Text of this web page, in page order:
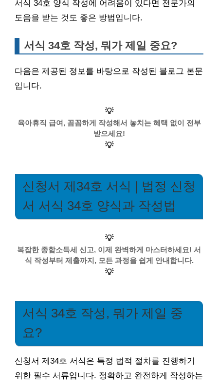
서식 34호 양식 작성에 어려움이 있다면 전문가의
도움을 받는 것도 좋은 방법입니다.
서식 34호 작성, 뭐가 제일 중요?
다음은 제공된 정보를 바탕으로 작성된 블로그 본문
입니다.
💡
육아휴직 급여, 꼼꼼하게 작성해서 놓치는 혜택 없이 전부
받으세요!
💡
신청서 제34호 서식 | 법정 신청
서 서식 34호 양식과 작성법
💡
복잡한 종합소득세 신고, 이제 완벽하게 마스터하세요! 서
식 작성부터 제출까지, 모든 과정을 쉽게 안내합니다.
💡
서식 34호 작성, 뭐가 제일 중
요?
신청서 제34호 서식은 특정 법적 절차를 진행하기
위한 필수 서류입니다. 정확하고 완전하게 작성하는